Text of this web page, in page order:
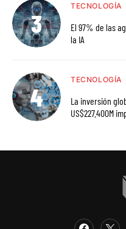
TECNOLOGÍA
El 97% de las
la IA
TECNOLOGÍA
La inversión
US$227.400M